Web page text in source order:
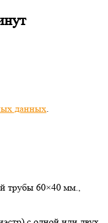
данных
трубы 60×40 мм.,